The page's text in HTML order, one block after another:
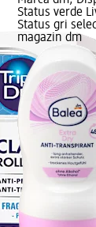
Status verde
Status gri
magazin dm